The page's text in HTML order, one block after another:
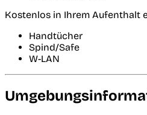
Kostenlos in Ihrem Aufenthalt
Handtücher
Spind/Safe
W-LAN